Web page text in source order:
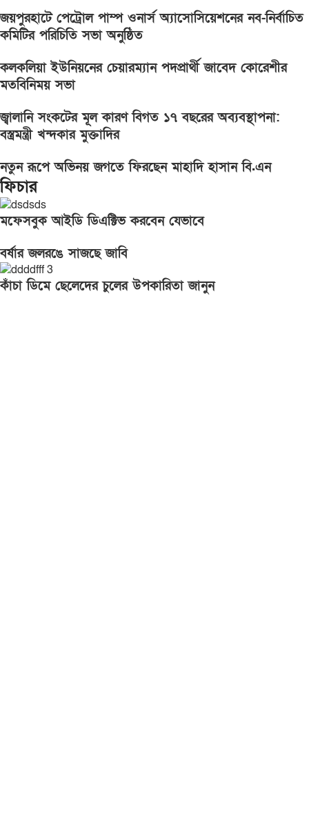
জয়পুরহাটে পেট্রোল পাম্প ওনার্স অ্যাসোসিয়েশনের নব-নির্বাচিত
কমিটির পরিচিতি সভা অনুষ্ঠিত
কলকলিয়া ইউনিয়নের চেয়ারম্যান পদপ্রার্থী জাবেদ কোরেশীর
মতবিনিময় সভা
জ্বালানি সংকটের মূল কারণ বিগত ১৭ বছরের অব্যবস্থাপনা:
বস্ত্রমন্ত্রী খন্দকার মুক্তাদির
নতুন রূপে অভিনয় জগতে ফিরছেন মাহাদি হাসান বি.এন
ফিচার
মফেসবুক আইডি ডিএক্টিভ করবেন যেভাবে
বর্ষার জলরঙে সাজছে জাবি
কাঁচা ডিমে ছেলেদের চুলের উপকারিতা জানুন